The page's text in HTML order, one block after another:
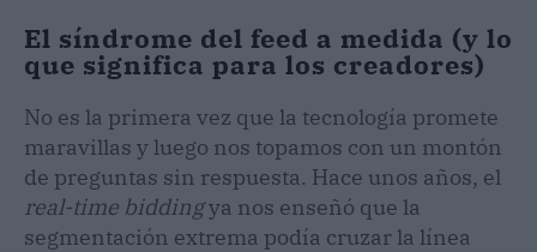
El síndrome del feed a medida (y lo
que significa para los creadores)
No es la primera vez que la tecnología promete
maravillas y luego nos topamos con un montón
de preguntas sin respuesta. Hace unos años, el
real-time biddingya nos enseñó que la
segmentación extrema podía cruzar la línea